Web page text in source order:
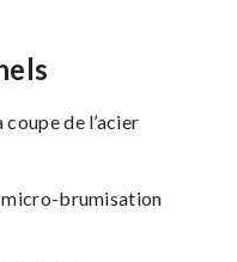
de l’acier
brumisation